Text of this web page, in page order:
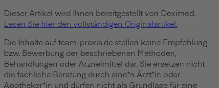
Dieser Artikel wird Ihnen bereitgestellt von Deximed.
Lesen Sie hier den vollständigen Originalartikel.
Die Inhalte auf team-praxis.de stellen keine Empfehlung
bzw. Bewerbung der beschriebenen Methoden,
Behandlungen oder Arzneimittel dar. Sie ersetzen nicht
die fachliche Beratung durch eine*n Ärzt*in oder
Apotheker*in und dürfen nicht als Grundlage für eine